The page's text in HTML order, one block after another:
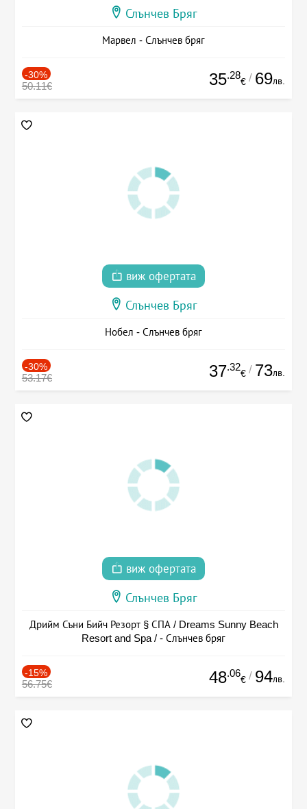
Слънчев Бряг
Марвел - Слънчев бряг
-30%
50.11€ 35.28
€ / 69лв.
виж офертата
Слънчев Бряг
Нобел - Слънчев бряг
-30%
53.17€ 37.32
€ / 73лв.
виж офертата
Слънчев Бряг
Дрийм Съни Бийч Резорт § СПА / Dreams Sunny Beach
Resort and Spa / - Слънчев бряг
-15%
56.75€ 48.06
€ / 94лв.